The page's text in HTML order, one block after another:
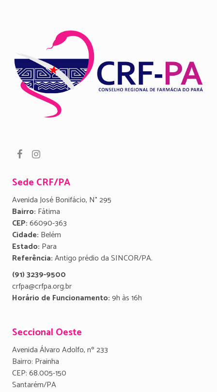
Sede CRF/PA
Avenida José Bonifácio, N° 295
Bairro: Fátima
CEP:66090-363
Cidade: Belém
Estado: Para
Referência:Antigo prédio da SINCOR/PA.
(91) 3239-9500
crfpa@crfpa.org.br
Horário de Funcionamento:9h às 16h
Seccional Oeste
Avenida Álvaro Adolfo, nº 233
Bairro: Prainha
CEP: 68.005-150
Santarém/PA